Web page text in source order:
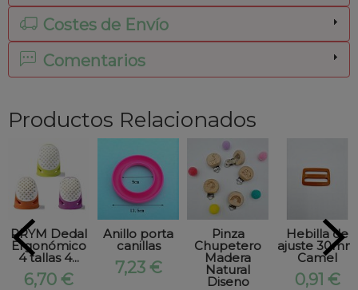
Costes de Envío
Comentarios
Productos Relacionados
PRYM Dedal
Ergonómico
4 tallas 4...
6,70 €
Anillo porta
canillas
7,23 €
Pinza
Chupetero
Madera
Natural
Diseno
Hebilla de
ajuste 30mm
Camel
0,91 €